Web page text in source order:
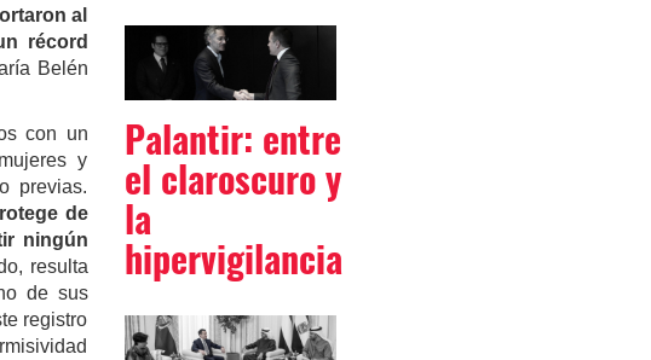
al
récord
Belén
con un
y
previas.
de
ningún
resulta
de sus
registro
Palantir: entre
el claroscuro y
la
hipervigilancia